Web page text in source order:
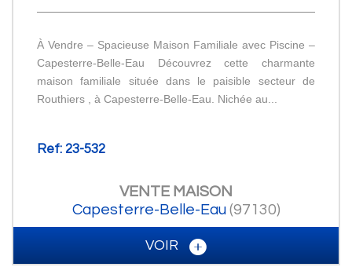
À Vendre – Spacieuse Maison Familiale avec Piscine –
Capesterre-Belle-Eau Découvrez cette charmante
maison familiale située dans le paisible secteur de
Routhiers , à Capesterre-Belle-Eau. Nichée au...
Ref: 23-532
VENTE MAISON
Capesterre-Belle-Eau (97130)
VOIR